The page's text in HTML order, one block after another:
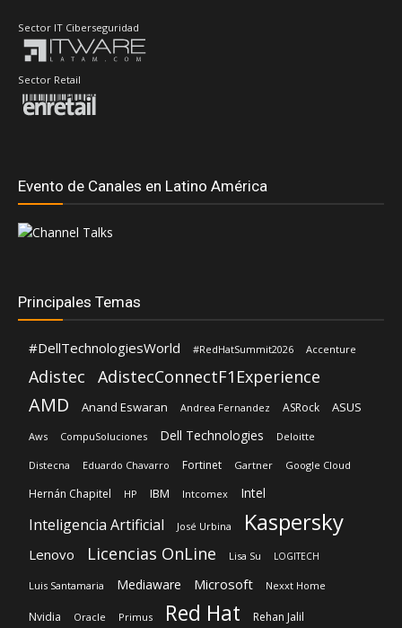
Sector IT Ciberseguridad
Sector Retail
Evento de Canales en Latino América
Principales Temas
#DellTechnologiesWorld #RedHatSummit2026 Accenture
Adistec AdistecConnectF1Experience
AMD Anand Eswaran Andrea Fernandez ASRock ASUS
Aws CompuSoluciones Dell Technologies Deloitte
Distecna Eduardo Chavarro Fortinet Gartner Google Cloud
Hernán Chapitel HP IBM Intcomex Intel
Inteligencia Artificial José Urbina Kaspersky
Lenovo Licencias OnLine Lisa Su LOGITECH
Luis Santamaria Mediaware Microsoft Nexxt Home
Nvidia Oracle Primus Red Hat Rehan Jalil